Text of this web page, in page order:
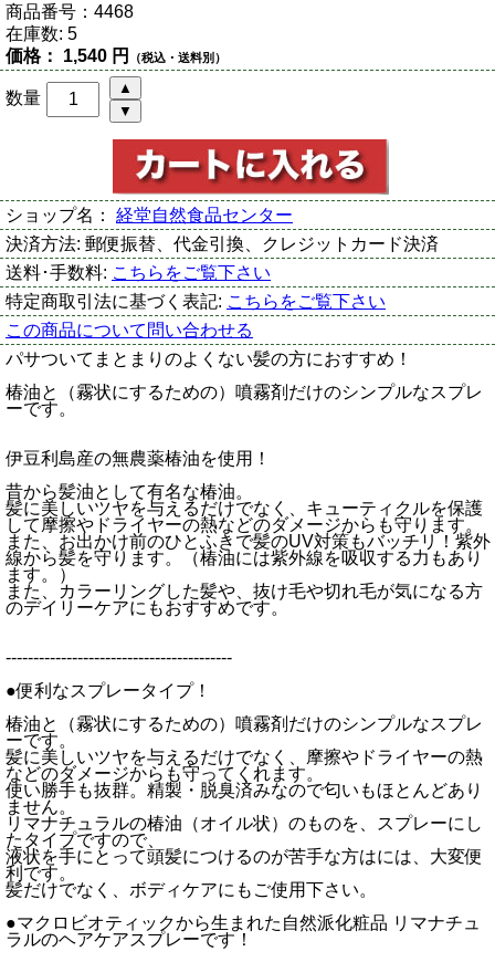
商品番号： 4468
在庫数: 5
価格： 1,540 円 （税込・送料別）
数量
ショップ名： 経堂自然食品センター
決済方法: 郵便振替、代金引換、クレジットカード決済
送料･手数料: こちらをご覧下さい
特定商取引法に基づく表記: こちらをご覧下さい
この商品について問い合わせる
パサついてまとまりのよくない髪の方におすすめ！
椿油と（霧状にするための）噴霧剤だけのシンプルなスプレ
ーです。
伊豆利島産の無農薬椿油を使用！
昔から髪油として有名な椿油。
髪に美しいツヤを与えるだけでなく、キューティクルを保護
して摩擦やドライヤーの熱などのダメージからも守ります。
また、お出かけ前のひとふきで髪のUV対策もバッチリ！紫外
線から髪を守ります。（椿油には紫外線を吸収する力もあり
ます。）
また、カラーリングした髪や、抜け毛や切れ毛が気になる方
のデイリーケアにもおすすめです。
-----------------------------------------
●便利なスプレータイプ！
椿油と（霧状にするための）噴霧剤だけのシンプルなスプレ
ーです。
髪に美しいツヤを与えるだけでなく、摩擦やドライヤーの熱
などのダメージからも守ってくれます。
使い勝手も抜群。精製・脱臭済みなので匂いもほとんどあり
ません。
リマナチュラルの椿油（オイル状）のものを、スプレーにし
たタイプですので、
液状を手にとって頭髪につけるのが苦手な方はには、大変便
利です。
髪だけでなく、ボディケアにもご使用下さい。
●マクロビオティックから生まれた自然派化粧品 リマナチュ
ラルのヘアケアスプレーです！